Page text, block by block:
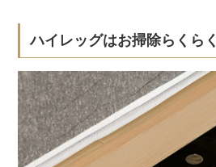
ハイレッグはお掃除らくらく